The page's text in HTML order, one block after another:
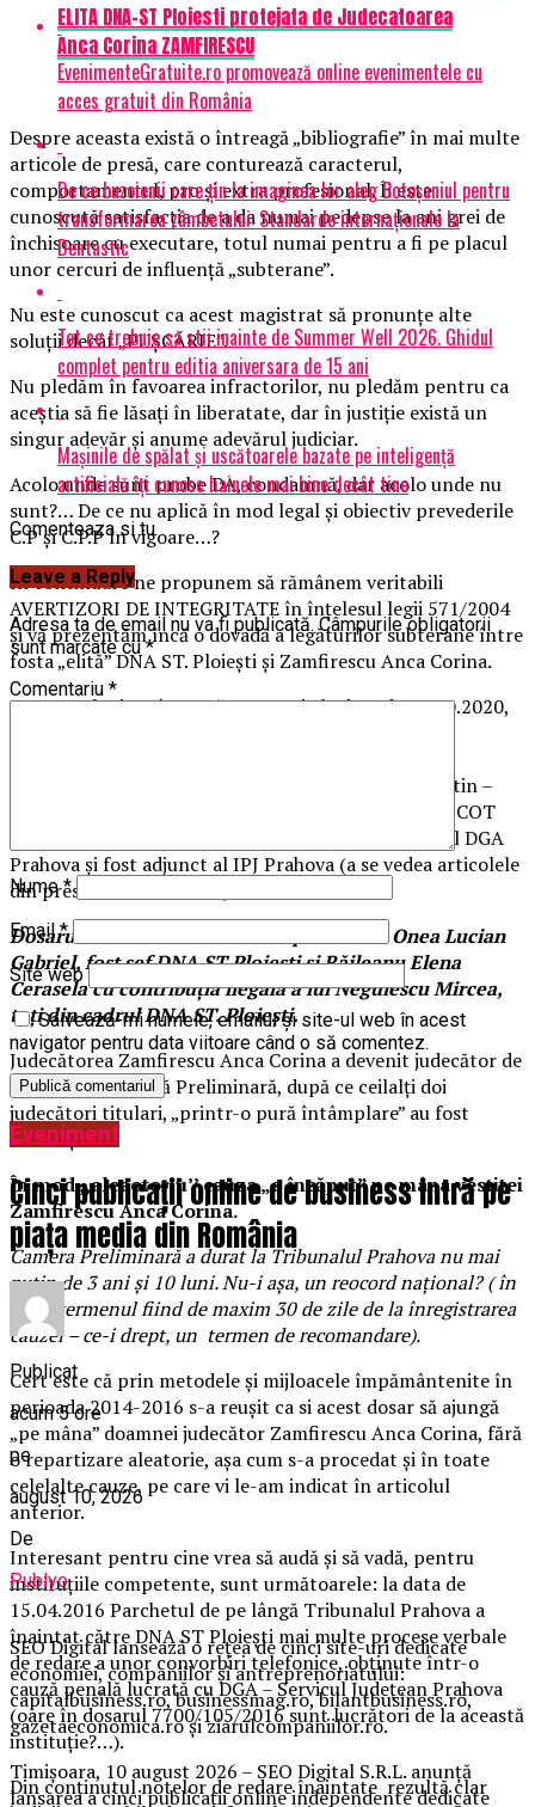
ELITA DNA-ST Ploiesti protejata de Judecatoarea
Anca Corina ZAMFIRESCU
Despre aceasta există o întreagă „bibliografie” în mai multe
articole de presă, care conturează caracterul,
comportamentul, pro și extra profesional. Îi este
cunoscută satisfacția de a da numai pedepse la ani grei de
închisoare cu executare, totul numai pentru a fi pe placul
unor cercuri de influență „subterane”.
Nu este cunoscut ca acest magistrat să pronunțe alte
soluții decât „PUȘCĂRIE”.
Nu pledăm în favoarea infractorilor, nu pledăm pentru ca
aceștia să fie lăsați în liberatate, dar în justiție există un
singur adevăr și anume adevărul judiciar.
Acolo unde sunt probe DA, condamnă, dar acolo unde nu
sunt?… De ce nu aplică în mod legal și obiectiv prevederile
C.P și C.P.P în vigoare…?
În continuare ne propunem să rămânem veritabili
AVERTIZORI DE INTEGRITATE în înțelesul legii 571/2004
și vă prezentăm încă o dovadă a legăturilor subterane între
fosta „elită” DNA ST. Ploiești și Zamfirescu Anca Corina.
Nu cu mult timp în urmă, respectiv la data de 08.10.2020,
Excepții, dosar în care sunt cercetați Ispas Constantin –
fost șef DGA Prahova, Saghel Emanuel – fost șef DIICOT
Ploiești și Rădulescu Adrian – fost lucrător în cadrul DGA
Prahova și fost adjunct al IPJ Prahova (a se vedea articolele
din presa de casa a elitei ).
Dosarul a fost instrumentat de procurorii Onea Lucian
Gabriel, fost sef DNA ST Ploiești și Răileanu Elena
Cerasela cu contribuția ilegală a lui Negulescu Mircea,
toți din cadrul DNA ST. Ploiești.
Judecătorea Zamfirescu Anca Corina a devenit judecător de
„scaun”, în cameră Preliminară, după ce ceilalți doi
judecători titulari, „printr-o pură întâmplare” au fost
avansați.
În mod ,,aleaotoriu’’ cauza „a încăput” pe mâna vestitei
Zamfirescu Anca Corina.
Camera Preliminară a durat la Tribunalul Prahova nu mai
puțin de 3 ani și 10 luni. Nu-i așa, un reocord național? ( în
C.P.P termenul fiind de maxim 30 de zile de la înregistrarea
cauzei – ce-i drept, un termen de recomandare).
Cert este că prin metodele și mijloacele împământenite în
perioada 2014-2016 s-a reușit ca si acest dosar să ajungă
„pe mâna” doamnei judecător Zamfirescu Anca Corina, fără
o repartizare aleatorie, așa cum s-a procedat și în toate
celelalte cauze, pe care vi le-am indicat în articolul
anterior.
Interesant pentru cine vrea să audă și să vadă, pentru
instituțiile competente, sunt următoarele: la data de
15.04.2016 Parchetul de pe lângă Tribunalul Prahova a
înaintat către DNA ST Ploiești mai multe procese verbale
de redare a unor convorbiri telefonice, obținute într-o
cauză penală lucrată cu DGA – Servicul Județean Prahova
(oare în dosarul 7700/105/2016 sunt lucrători de la această
instituție?…).
Din conținutul notelor de redare înaintate rezultă clar
EvenimenteGratuite.ro promovează online evenimentele cu
acces gratuit din România
De ce buzoienii care țin la imaginea lor aleg Botoșaniul pentru
transformarea zâmbetului: Standarde internaționale la
Dentastic
Tot ce trebuie sa stii inainte de Summer Well 2026. Ghidul
complet pentru editia aniversara de 15 ani
Mașinile de spălat și uscătoarele bazate pe inteligență
artificială îți cunosc hainele mai bine decât tine
Comenteaza si tu
Leave a Reply
Adresa ta de email nu va fi publicată. Câmpurile obligatorii
sunt marcate cu*
Comentariu *
Nume*
Email*
Site web
Salvează-mi numele, emailul și site-ul web în acest
navigator pentru data viitoare când o să comentez.
Eveniment
Cinci publicații online de business intră pe
piața media din România
Publicat
acum 5 ore
pe
august 10, 2026
De
Publyo
SEO Digital lansează o rețea de cinci site-uri dedicate
economiei, companiilor și antreprenoriatului:
capitalbusiness.ro, businessmag.ro, bilantbusiness.ro,
gazetaeconomica.ro și ziarulcompaniilor.ro.
Timișoara, 10 august 2026 – SEO Digital S.R.L. anunță
lansarea a cinci publicații online independente dedicate